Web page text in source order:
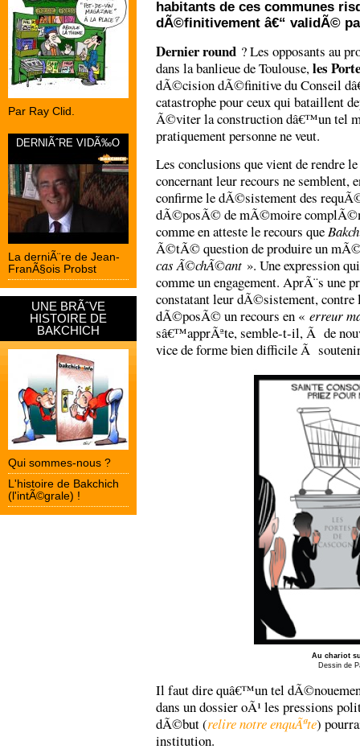
Par Ray Clid.
DERNIÃˆRE VIDÃ‰O
La derniÃ¨re de Jean-
FranÃ§ois Probst
UNE BRÃˆVE
HISTOIRE DE
BAKCHICH
Qui sommes-nous ?
L'histoire de Bakchich
(l'intÃ©grale) !
habitants de ces communes
dÃ©finitivement â€“ validÃ©
Dernier round ? Les opposants au
dans la banlieue de Toulouse,les
dÃ©cision dÃ©finitive du Conseil
catastrophe pour ceux qui bataillent
Ã©viter la construction dâ€™un tel
pratiquement personne ne veut.
Les conclusions que vient de rendre
concernant leur recours ne semblent,
confirme le dÃ©sistement des
dÃ©posÃ© de mÃ©moire
comme en atteste le recours que
Ã©tÃ© question de produire un
cas Ã©chÃ©ant ». Une expression
comme un engagement. AprÃ¨s une
constatant leur dÃ©sistement, contre
dÃ©posÃ© un recours en « erreur
sâ€™apprÃªte, semble-t-il, Ã de
vice de forme bien difficile Ã
Au chariot
Dessin de
Il faut dire quâ€™un tel
dans un dossier oÃ¹ les pressions
dÃ©but (relire notre enquÃªte)
institution.